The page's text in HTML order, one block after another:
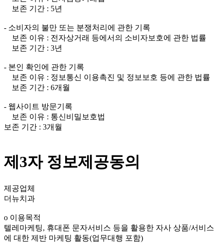
보존 기간 : 5년
- 소비자의 불만 또는 분쟁처리에 관한 기록
보존 이유 : 전자상거래 등에서의 소비자보호에 관한 법률
보존 기간 : 3년
- 본인 확인에 관한 기록
보존 이유 : 정보통신 이용촉진 및 정보보호 등에 관한 법률
보존 기간 : 6개월
- 웹사이트 방문기록
보존 이유 : 통신비밀보호법
보존 기간 : 3개월
제3자 정보제공동의
제공업체
더뉴치과
ο 이용목적
텔레마케팅, 휴대폰 문자서비스 등을 활용한 자사 상품/서비스
에 대한 제반 마케팅 활동(업무대행 포함)